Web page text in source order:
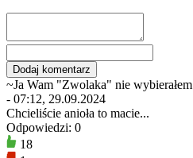
~Ja Wam "Zwolaka" nie wybierałem
- 07:12, 29.09.2024
Chcieliście anioła to macie...
Odpowiedzi: 0
18